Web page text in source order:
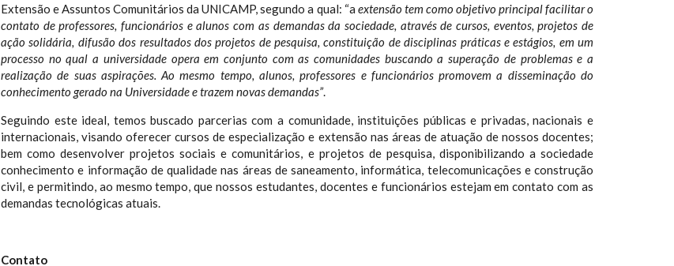
Extensão e Assuntos Comunitários da UNICAMP, segundo a qual: “a extensão tem como objetivo principal facilitar o
contato de professores, funcionários e alunos com as demandas da sociedade, através de cursos, eventos, projetos de
ação solidária, difusão dos resultados dos projetos de pesquisa, constituição de disciplinas práticas e estágios, em um
processo no qual a universidade opera em conjunto com as comunidades buscando a superação de problemas e a
realização de suas aspirações. Ao mesmo tempo, alunos, professores e funcionários promovem a disseminação do
conhecimento gerado na Universidade e trazem novas demandas”.
Seguindo este ideal, temos buscado parcerias com a comunidade, instituições públicas e privadas, nacionais e
internacionais, visando oferecer cursos de especialização e extensão nas áreas de atuação de nossos docentes;
bem como desenvolver projetos sociais e comunitários, e projetos de pesquisa, disponibilizando a sociedade
conhecimento e informação de qualidade nas áreas de saneamento, informática, telecomunicações e construção
civil, e permitindo, ao mesmo tempo, que nossos estudantes, docentes e funcionários estejam em contato com as
demandas tecnológicas atuais.
Contato